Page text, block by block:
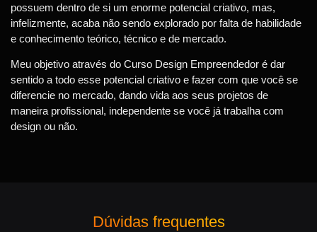
possuem dentro de si um enorme potencial criativo, mas,
infelizmente, acaba não sendo explorado por falta de habilidade
e conhecimento teórico, técnico e de mercado.
Meu objetivo através do Curso Design Empreendedor é dar
sentido a todo esse potencial criativo e fazer com que você se
diferencie no mercado, dando vida aos seus projetos de
maneira profissional, independente se você já trabalha com
design ou não.
Dúvidas frequentes